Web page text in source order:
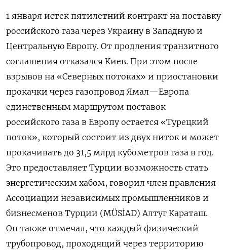
1 января истек пятилетний контракт на поставку
российского газа через Украину в Западную и
Центральную Европу. От продления транзитного
соглашения отказался Киев. При этом после
взрывов на «Северных потоках» и приостановки
прокачки через газопровод Ямал—Европа
единственным маршрутом поставок
российского газа в Европу остается «Турецкий
поток», который состоит из двух ниток и может
прокачивать до 31,5 млрд кубометров газа в год.
Это предоставляет Турции возможность стать
энергетическим хабом, говорил член правления
Ассоциации независимых промышленников и
бизнесменов Турции (MÜSİAD) Алтуг Караташ.
Он также отмечал, что каждый физический
трубопровод, проходящий через территорию